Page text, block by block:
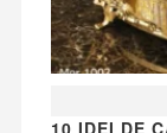
10 IDEI DE